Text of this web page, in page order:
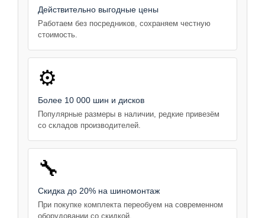
Действительно выгодные цены
Работаем без посредников, сохраняем честную
стоимость.
⚙️
Более 10 000 шин и дисков
Популярные размеры в наличии, редкие привезём
со складов производителей.
🔧
Скидка до 20% на шиномонтаж
При покупке комплекта переобуем на современном
оборудовании со скидкой.